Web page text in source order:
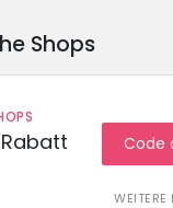
Shops
Code